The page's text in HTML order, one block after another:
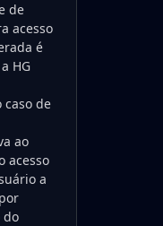
de
acesso
é
HG
caso de
ao
acesso
a
do